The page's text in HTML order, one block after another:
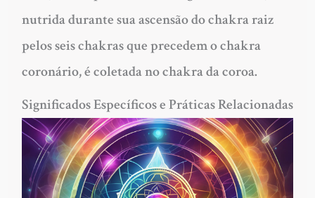
nutrida durante sua ascensão do chakra raiz
pelos seis chakras que precedem o chakra
coronário, é coletada no chakra da coroa.
Significados Específicos e Práticas Relacionadas